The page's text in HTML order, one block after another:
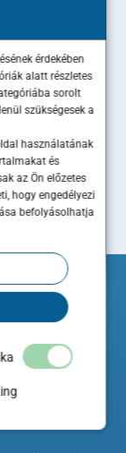
érdekében
alatt részletes
sorolt
szükségesek a
használatának
és
az Ön előzetes
hogy engedélyezi
befolyásolhatja